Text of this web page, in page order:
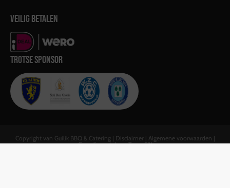
VEILIG BETALEN
TROTSE SPONSOR
Copyright van Guilik BBQ & Catering | Disclaimer| Algemene voorwaarden |
Gerealiseerd door:Team F&J